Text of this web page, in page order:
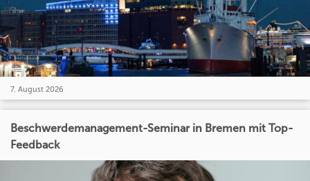
7. August 2026
Beschwerdemanagement-Seminar in Bremen mit Top-
Feedback